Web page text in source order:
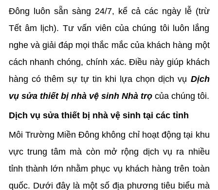
Đông luôn sẵn sàng 24/7, kể cả các ngày lễ (trừ
Tết âm lịch). Tư vấn viên của chúng tôi luôn lắng
nghe và giải đáp mọi thắc mắc của khách hàng một
cách nhanh chóng, chính xác. Điều này giúp khách
hàng có thêm sự tự tin khi lựa chọn dịch vụ Dịch
vụ sửa thiết bị nhà vệ sinh Nhà trọcủa chúng tôi.
Dịch vụ sửa thiết bị nhà vệ sinh tại các tỉnh
Môi Trường Miền Đông không chỉ hoạt động tại khu
vực trung tâm mà còn mở rộng dịch vụ ra nhiều
tỉnh thành lớn nhằm phục vụ khách hàng trên toàn
quốc. Dưới đây là một số địa phương tiêu biểu mà